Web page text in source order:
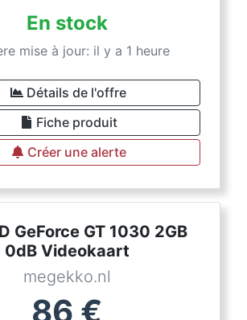
En stock
mise à jour: il y a 1 heure
Détails de l'offre
Fiche produit
Créer une alerte
GeForce GT 1030 2GB
0dB Videokaart
megekko.nl
86 €